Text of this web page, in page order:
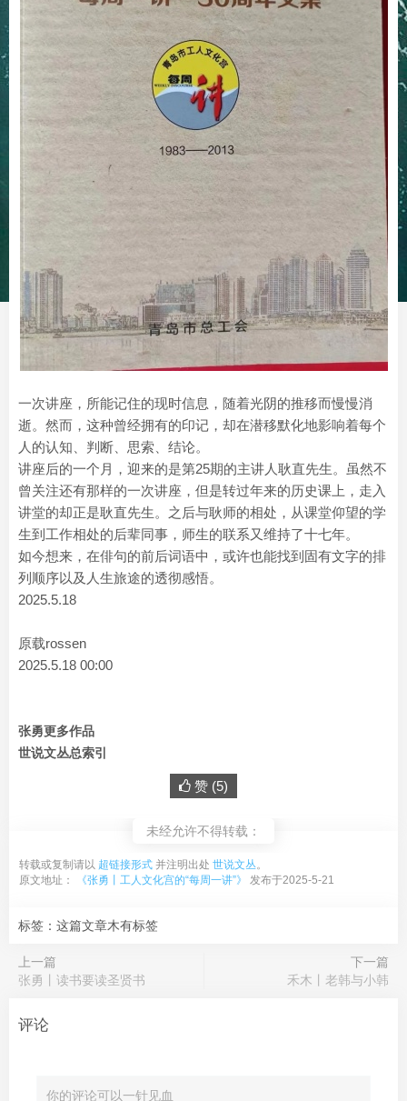
一次讲座，所能记住的现时信息，随着光阴的推移而慢慢消
逝。然而，这种曾经拥有的印记，却在潜移默化地影响着每个
人的认知、判断、思索、结论。
讲座后的一个月，迎来的是第25期的主讲人耿直先生。虽然不
曾关注还有那样的一次讲座，但是转过年来的历史课上，走入
讲堂的却正是耿直先生。之后与耿师的相处，从课堂仰望的学
生到工作相处的后辈同事，师生的联系又维持了十七年。
如今想来，在俳句的前后词语中，或许也能找到固有文字的排
列顺序以及人生旅途的透彻感悟。
2025.5.18
原载rossen
2025.5.18 00:00
张勇更多作品
世说文丛总索引
赞 (5)
未经允许不得转载：
转载或复制请以 超链接形式 并注明出处 世说文丛。
原文地址：
《张勇丨工人文化宫的“每周一讲”》 发布于2025-5-21
标签：这篇文章木有标签
上一篇
张勇丨读书要读圣贤书
下一篇
禾木丨老韩与小韩
评论